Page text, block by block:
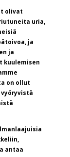
olivat
uria,
ja
ja
kuulemisen
on ollut
antaa